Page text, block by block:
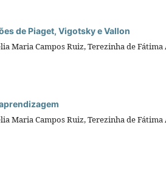
de Piaget, Vigotsky e Vallon
Maria Campos Ruiz, Terezinha de
Maria Campos Ruiz, Terezinha de